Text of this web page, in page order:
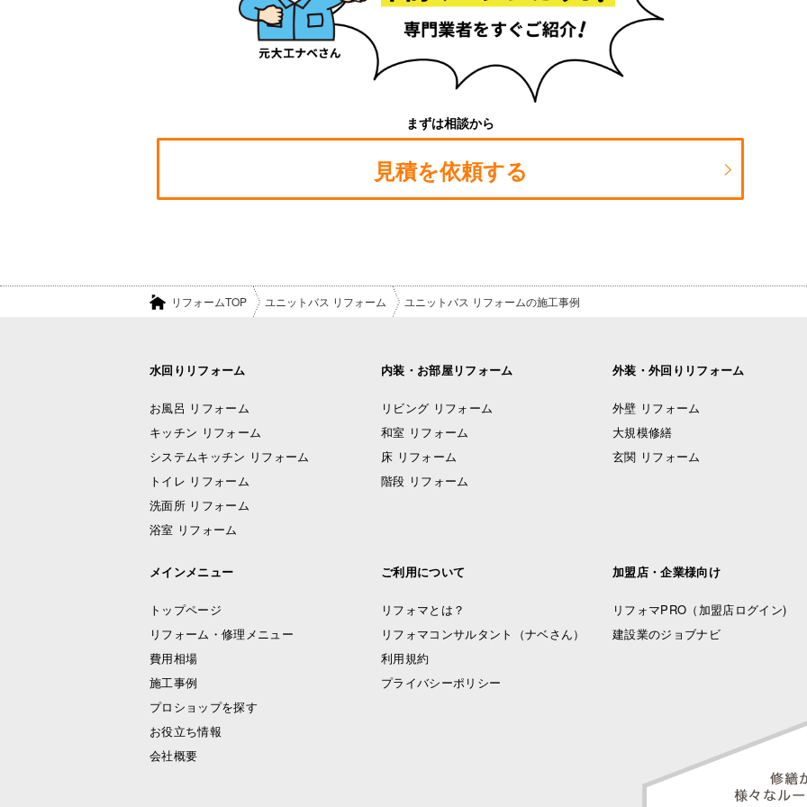
まずは相談から
見積を依頼する
リフォームTOP ユニットバス リフォーム ユニットバス リフォームの施工事例
水回りリフォーム
お風呂 リフォーム
キッチン リフォーム
システムキッチン リフォーム
トイレ リフォーム
洗面所 リフォーム
浴室 リフォーム
内装・お部屋リフォーム
リビング リフォーム
和室 リフォーム
床 リフォーム
階段 リフォーム
外装・外回りリフォーム
外壁 リフォーム
大規模修繕
玄関 リフォーム
メインメニュー
トップページ
リフォーム・修理メニュー
費用相場
施工事例
プロショップを探す
お役立ち情報
会社概要
ご利用について
リフォマとは？
リフォマコンサルタント（ナベさん）
利用規約
プライバシーポリシー
加盟店・企業様向け
リフォマPRO （加盟店ログイン)
建設業のジョブナビ